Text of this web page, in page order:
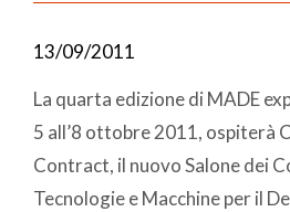
13/09/2011
La quarta edizione di MADE
5 all’8 ottobre 2011, ospiterà
Contract, il nuovo Salone dei
Tecnologie e Macchine per il